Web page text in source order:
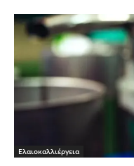
Ελαιοκαλλιέργεια